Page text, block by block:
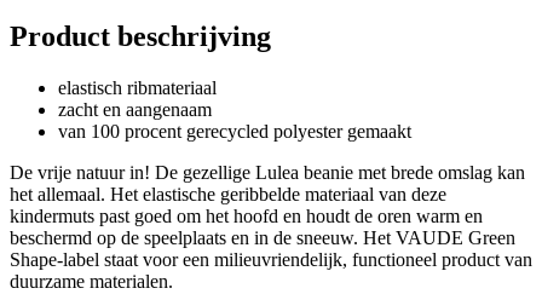
Product beschrijving
elastisch ribmateriaal
zacht en aangenaam
van 100 procent gerecycled polyester gemaakt
De vrije natuur in! De gezellige Lulea beanie met brede omslag kan
het allemaal. Het elastische geribbelde materiaal van deze
kindermuts past goed om het hoofd en houdt de oren warm en
beschermd op de speelplaats en in de sneeuw. Het VAUDE Green
Shape-label staat voor een milieuvriendelijk, functioneel product van
duurzame materialen.